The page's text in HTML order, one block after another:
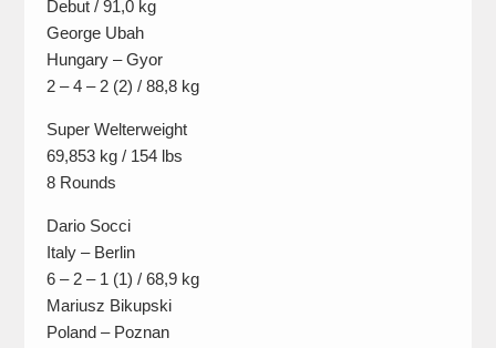
Debut / 91,0 kg
George Ubah
Hungary – Gyor
2 – 4 – 2 (2) / 88,8 kg
Super Welterweight
69,853 kg / 154 lbs
8 Rounds
Dario Socci
Italy – Berlin
6 – 2 – 1 (1) / 68,9 kg
Mariusz Bikupski
Poland – Poznan